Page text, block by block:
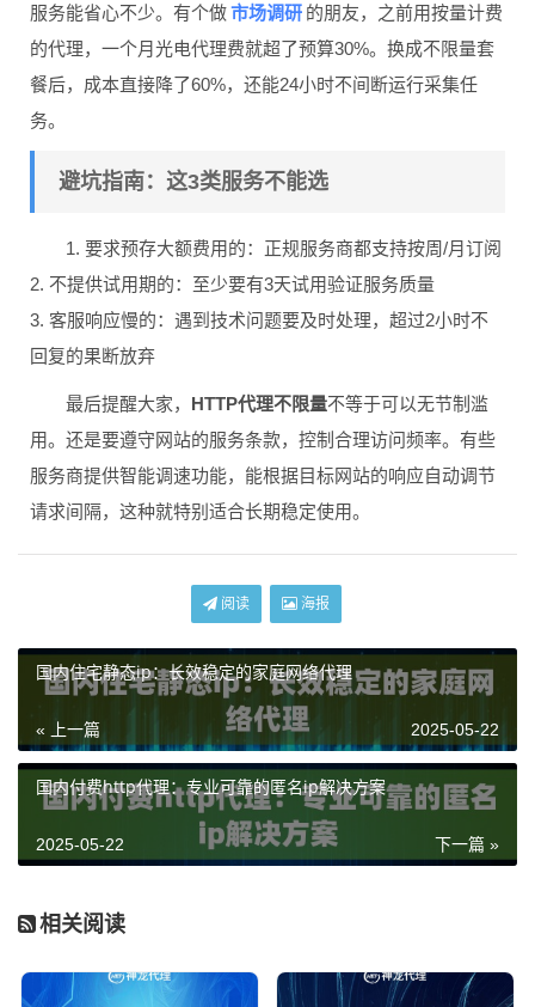
服务能省心不少。有个做市场调研 的朋友，之前用按量计费
的代理，一个月光电代理费就超了预算30%。换成不限量套
餐后，成本直接降了60%，还能24小时不间断运行采集任
务。
避坑指南：这3类服务不能选
1. 要求预存大额费用的：正规服务商都支持按周/月订阅
2. 不提供试用期的：至少要有3天试用验证服务质量
3. 客服响应慢的：遇到技术问题要及时处理，超过2小时不
回复的果断放弃
最后提醒大家， HTTP代理不限量不等于可以无节制滥
用。还是要遵守网站的服务条款，控制合理访问频率。有些
服务商提供智能调速功能，能根据目标网站的响应自动调节
请求间隔，这种就特别适合长期稳定使用。
阅读 海报
国内住宅静态ip：长效稳定的家庭网络代理
« 上一篇 2025-05-22
国内付费http代理：专业可靠的匿名ip解决方案
下一篇 »
2025-05-22
相关阅读